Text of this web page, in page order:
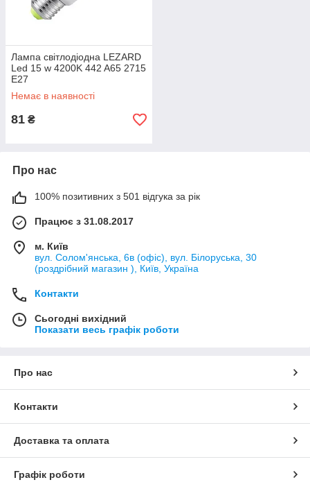
Лампа світлодіодна LEZARD
Led 15 w 4200K 442 A65 2715
E27
Немає в наявності
81 ₴
Про нас
100% позитивних з 501 відгука за рік
Працює з 31.08.2017
м. Київ
вул. Солом'янська, 6в (офіс), вул. Білоруська, 30
(роздрібний магазин ), Київ, Україна
Контакти
Сьогодні вихідний
Показати весь графік роботи
Про нас
Контакти
Доставка та оплата
Графік роботи